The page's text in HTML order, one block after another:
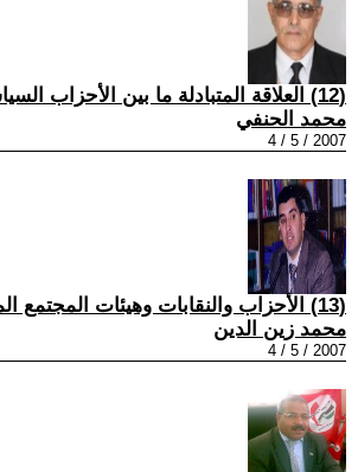
(12) العلاقة المتبادلة ما بين الأحزاب السياسية، والمنظمات النقابية، والجماهيرية.....3
محمد الحنفي
2007 / 5 / 4
(13) الأحزاب والنقابات وهيئات المجتمع المدني علاقات تقاطع أم تكامل؟
محمد زين الدين
2007 / 5 / 4